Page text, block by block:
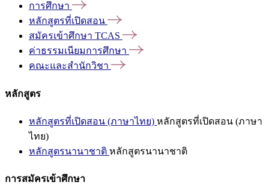
การศึกษา
หลักสูตรที่เปิดสอน
สมัครเข้าศึกษา TCAS
ค่าธรรมเนียมการศึกษา
คณะและสำนักวิชา
หลักสูตร
หลักสูตรที่เปิดสอน (ภาษาไทย) หลักสูตรที่เปิดสอน (ภาษา
ไทย)
หลักสูตรนานาชาติ หลักสูตรนานาชาติ
การสมัครเข้าศึกษา